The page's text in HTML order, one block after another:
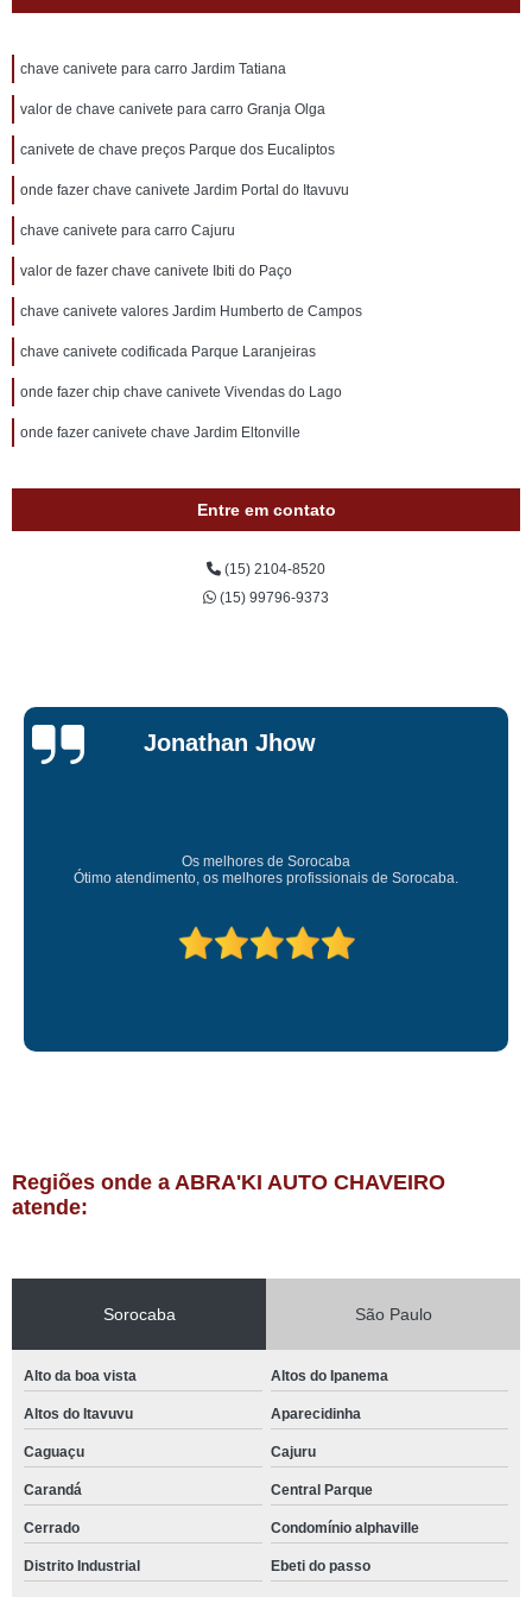
chave canivete para carro Jardim Tatiana
valor de chave canivete para carro Granja Olga
canivete de chave preços Parque dos Eucaliptos
onde fazer chave canivete Jardim Portal do Itavuvu
chave canivete para carro Cajuru
valor de fazer chave canivete Ibiti do Paço
chave canivete valores Jardim Humberto de Campos
chave canivete codificada Parque Laranjeiras
onde fazer chip chave canivete Vivendas do Lago
onde fazer canivete chave Jardim Eltonville
Entre em contato
(15) 2104-8520
(15) 99796-9373
Jessica
Carvalho
Super recomendo!
Amei o atendimento. Preco super bom. Superou minhas expectativas.
Deixou o meu bem super arrumadinhooo recomendo!
Regiões onde a ABRA'KI AUTO CHAVEIRO
atende:
Sorocaba São Paulo
Alto da boa vista Altos do Ipanema
Altos do Itavuvu Aparecidinha
Caguaçu Cajuru
Carandá Central Parque
Cerrado Condomínio alphaville
Distrito Industrial Ebeti do passo